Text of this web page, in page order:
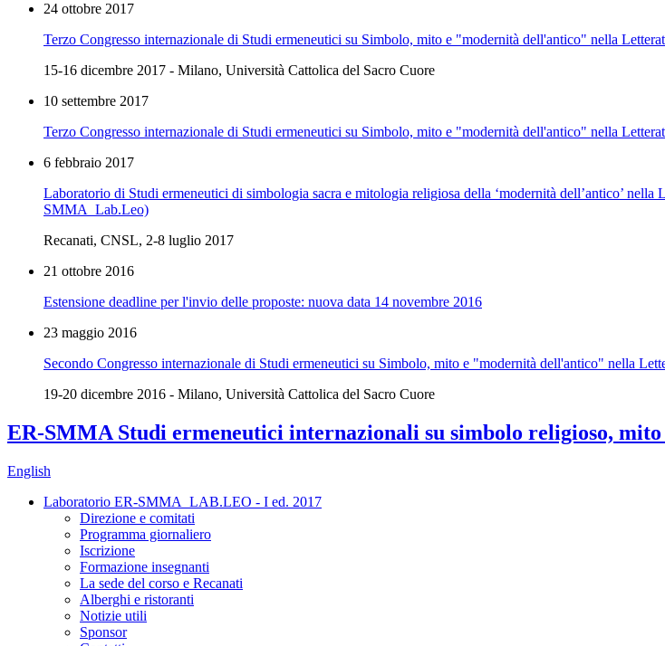
24 ottobre 2017
Terzo Congresso internazionale di Studi ermeneutici su Simbolo, mito e "modernità dell'antico" nella
15-16 dicembre 2017 - Milano, Università Cattolica del Sacro Cuore
10 settembre 2017
Terzo Congresso internazionale di Studi ermeneutici su Simbolo, mito e "modernità dell'antico" nella
6 febbraio 2017
Laboratorio di Studi ermeneutici di simbologia sacra e mitologia religiosa della ‘modernità dell’antico’
SMMA_Lab.Leo)
Recanati, CNSL, 2-8 luglio 2017
21 ottobre 2016
Estensione deadline per l'invio delle proposte: nuova data 14 novembre 2016
23 maggio 2016
Secondo Congresso internazionale di Studi ermeneutici su Simbolo, mito e "modernità dell'antico" nella
19-20 dicembre 2016 - Milano, Università Cattolica del Sacro Cuore
ER-SMMA Studi ermeneutici internazionali su simbolo religioso,
English
Laboratorio ER-SMMA_LAB.LEO - I ed. 2017
Direzione e comitati
Programma giornaliero
Iscrizione
Formazione insegnanti
La sede del corso e Recanati
Alberghi e ristoranti
Notizie utili
Sponsor